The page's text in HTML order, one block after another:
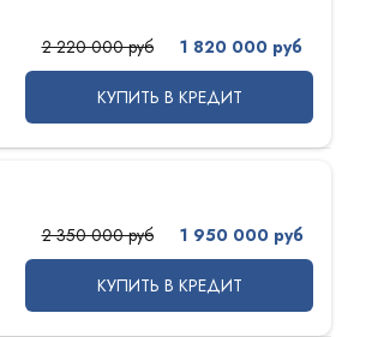
2 220 000 руб 1 820 000 руб
КУПИТЬ В КРЕДИТ
2 350 000 руб 1 950 000 руб
КУПИТЬ В КРЕДИТ